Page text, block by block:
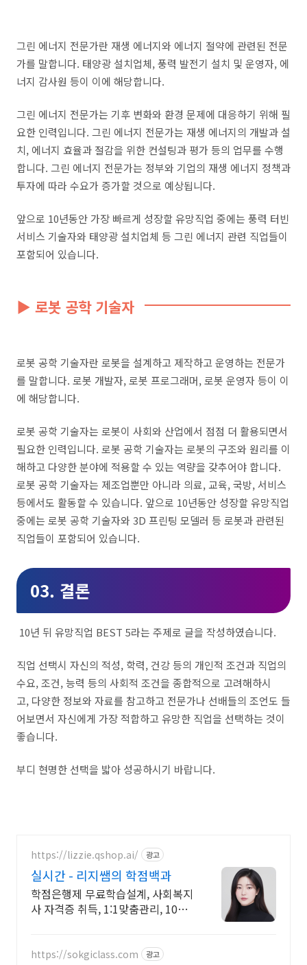
그린 에너지 전문가란 재생 에너지와 에너지 절약에 관련된 전문
가를 말합니다. 태양광 설치업체, 풍력 발전기 설치 및 운영자, 에
너지 감사원 등이 이에 해당합니다.
그린 에너지 전문가는 기후 변화와 환경 문제에 대응하기 위해 필
요한 인력입니다. 그린 에너지 전문가는 재생 에너지의 개발과 설
치, 에너지 효율과 절감을 위한 컨설팅과 평가 등의 업무를 수행
합니다. 그린 에너지 전문가는 정부와 기업의 재생 에너지 정책과
투자에 따라 수요가 증가할 것으로 예상됩니다.
앞으로 10년동안 가장 빠르게 성장할 유망직업 중에는 풍력 터빈
서비스 기술자와 태양광 설치업체 등 그린 에너지 관련 직업들이
포함되어 있습니다.
▶ 로봇 공학 기술자
로봇 공학 기술자란 로봇을 설계하고 제작하고 운영하는 전문가
를 말합니다. 로봇 개발자, 로봇 프로그래머, 로봇 운영자 등이 이
에 해당합니다.
로봇 공학 기술자는 로봇이 사회와 산업에서 점점 더 활용되면서
필요한 인력입니다. 로봇 공학 기술자는 로봇의 구조와 원리를 이
해하고 다양한 분야에 적용할 수 있는 역량을 갖추어야 합니다.
로봇 공학 기술자는 제조업뿐만 아니라 의료, 교육, 국방, 서비스
등에서도 활동할 수 있습니다. 앞으로 10년동안 성장할 유망직업
중에는 로봇 공학 기술자와 3D 프린팅 모델러 등 로봇과 관련된
직업들이 포함되어 있습니다.
03. 결론
10년 뒤 유망직업 BEST 5라는 주제로 글을 작성하였습니다.
직업 선택시 자신의 적성, 학력, 건강 등의 개인적 조건과 직업의
수요, 조건, 능력 등의 사회적 조건을 종합적으로 고려해하시
고, 다양한 정보와 자료를 참고하고 전문가나 선배들의 조언도 들
어보면서 자신에게 가장 적합하고 유망한 직업을 선택하는 것이
좋습니다.
부디 현명한 선택을 밟아 성공하시기 바랍니다.
https://lizzie.qshop.ai/ 광고
실시간 - 리지쌤의 학점백과
학점은행제 무료학습설계, 사회복지
사 자격증 취득, 1:1맞춤관리, 100%
https://sokgiclass.com 광고